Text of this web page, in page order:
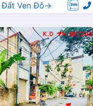
Đất Ven Đô→
K.D N 7245